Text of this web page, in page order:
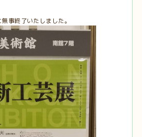
事終了いたしました。